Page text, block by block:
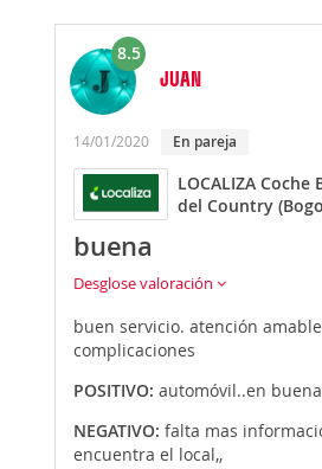
8.5
JUAN
14/01/2020 En pareja
LOCALIZA Coche
del Country
buena
Desglose valoración
buen servicio. atención
complicaciones
POSITIVO: automóvil..en
NEGATIVO: falta mas
encuentra el local,,